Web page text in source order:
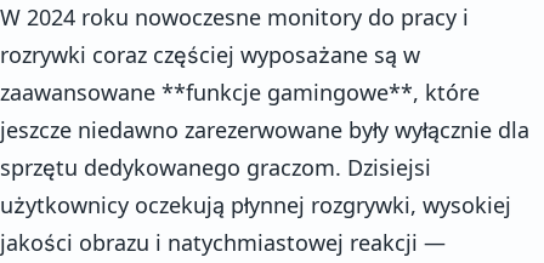
W 2024 roku nowoczesne monitory do pracy i
rozrywki coraz częściej wyposażane są w
zaawansowane **funkcje gamingowe**, które
jeszcze niedawno zarezerwowane były wyłącznie dla
sprzętu dedykowanego graczom. Dzisiejsi
użytkownicy oczekują płynnej rozgrywki, wysokiej
jakości obrazu i natychmiastowej reakcji —